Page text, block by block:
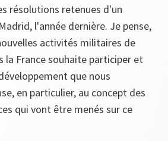
résolutions retenues d'un
l'année dernière. Je pense,
activités militaires de
la France souhaite participer et
que nous
en particulier, au concept des
qui vont être menés sur ce